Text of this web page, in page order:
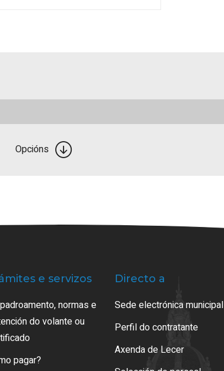
Opcións
e servizos
normas e
do volante ou
pagar?
Directo a
Sede electrónica municipal
Perfil do contratante
Axenda de Lecer